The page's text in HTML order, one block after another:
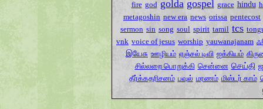
fire god golda gospel grace hindu
metagoshin new era news orissa pentecost
sermon sin song soul spirit tamil tcs
vnk voice of jesus worship yauwanajanam
இயேசு ஊழியம் ஏஞ்சல் டிவி ஐக்கியம்
சில்லறை பொறுக்கி சென்னை செய்தி
தீர்க்கதரிசனம் பவுல் மரணம் மிஸ்டர் காம்